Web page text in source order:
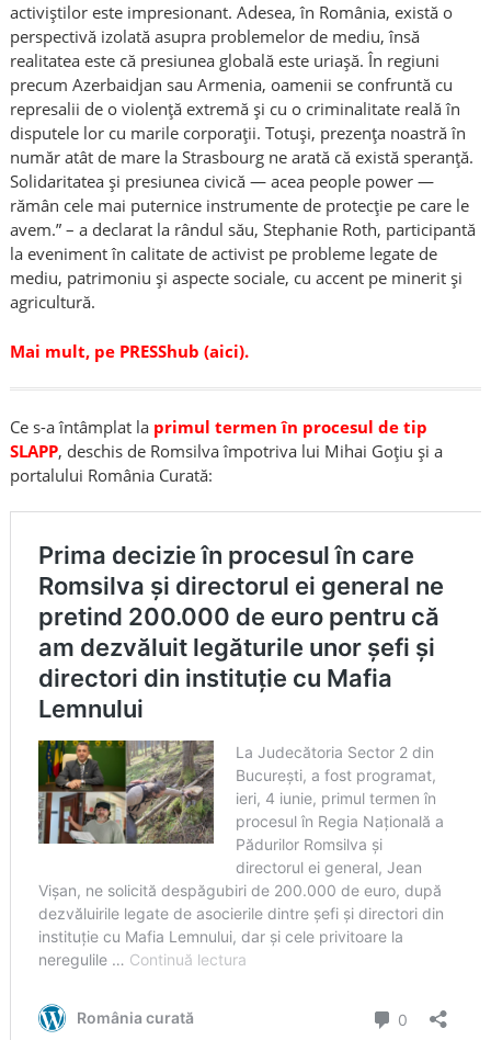
activiștilor este impresionant. Adesea, în România, există o
perspectivă izolată asupra problemelor de mediu, însă
realitatea este că presiunea globală este uriașă. În regiuni
precum Azerbaidjan sau Armenia, oamenii se confruntă cu
represalii de o violență extremă și cu o criminalitate reală în
disputele lor cu marile corporații. Totuși, prezența noastră în
număr atât de mare la Strasbourg ne arată că există speranță.
Solidaritatea și presiunea civică — acea people power —
rămân cele mai puternice instrumente de protecție pe care le
avem.” – a declarat la rândul său, Stephanie Roth, participantă
la eveniment în calitate de activist pe probleme legate de
mediu, patrimoniu și aspecte sociale, cu accent pe minerit și
agricultură.
Mai mult, pe PRESShub (aici).
Ce s-a întâmplat laprimul termen în procesul de tip
SLAPP, deschis de Romsilva împotriva lui Mihai Goțiu și a
portalului România Curată: